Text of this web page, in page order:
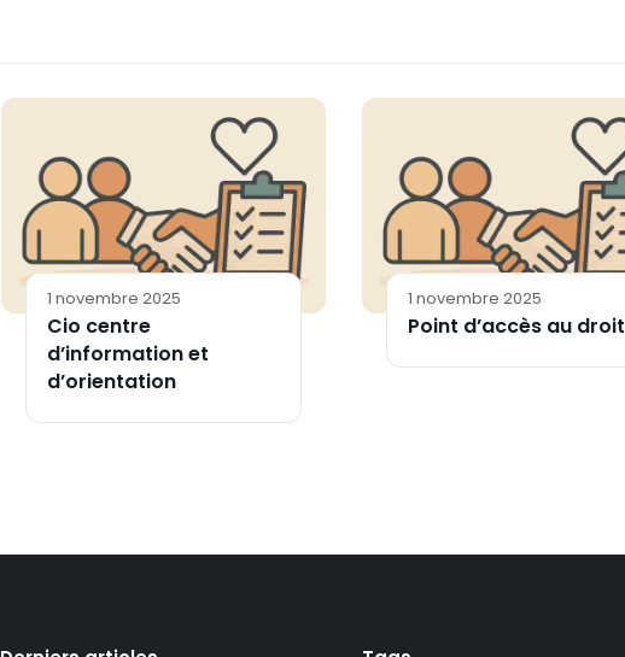
1 novembre 2025
Cio centre
d’information et
d’orientation
1 novembre 2025
Point d’accès au droit